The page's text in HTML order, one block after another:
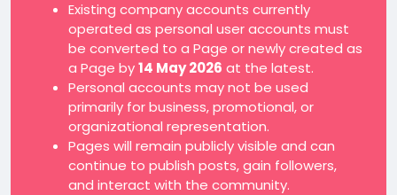
Existing company accounts currently
operated as personal user accounts must
be converted to a Page or newly created as
a Page by14 May 2026 at the latest.
Personal accounts may not be used
primarily for business, promotional, or
organizational representation.
Pages will remain publicly visible and can
continue to publish posts, gain followers,
and interact with the community.